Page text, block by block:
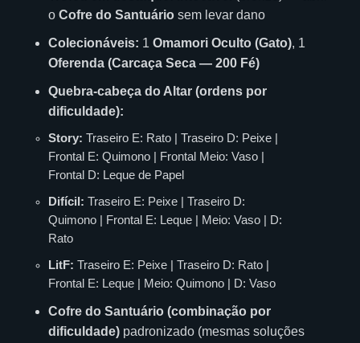
o Cofre do Santuário sem levar dano
Colecionáveis: 1 Omamori Oculto (Gato), 1
Oferenda (Carcaça Seca — 200 Fé)
Quebra-cabeça do Altar (ordens por
dificuldade):
Story: Traseiro E: Rato | Traseiro D: Peixe |
Frontal E: Quimono | Frontal Meio: Vaso |
Frontal D: Leque de Papel
Difícil: Traseiro E: Peixe | Traseiro D:
Quimono | Frontal E: Leque | Meio: Vaso | D:
Rato
LitF: Traseiro E: Peixe | Traseiro D: Rato |
Frontal E: Leque | Meio: Quimono | D: Vaso
Cofre do Santuário (combinação por
dificuldade) padronizado (mesmas soluções